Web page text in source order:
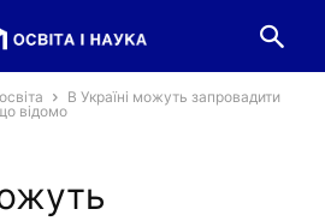
В Україні можуть запровадити
відомо